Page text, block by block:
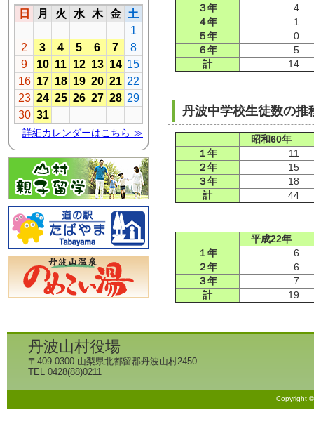
３年
4
４年
1
５年
0
６年
5
計
14
丹波中学校生徒数の推
昭和60年
１年
11
２年
15
３年
18
計
44
平成22年
１年
6
２年
6
３年
7
計
19
丹波山村役場
〒409-0300 山梨県北都留郡丹波山村2450
TEL 0428(88)0211
Copyright